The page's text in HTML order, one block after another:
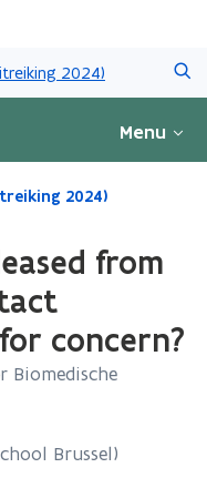
2024)
Menu
2024)
from
concern?
Biomedische
Brussel)